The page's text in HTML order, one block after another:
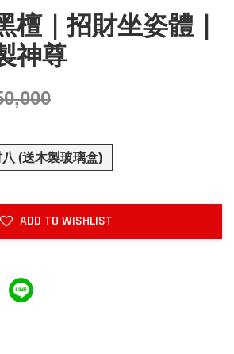
檀｜招財坐姿體｜
神尊
八 (送木製玻璃盒)
ADD TO WISHLIST